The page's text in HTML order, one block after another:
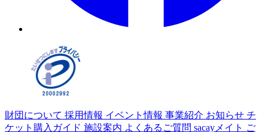
財団について 採用情報 イベント情報 事業紹介 お知らせ チ
ケット購入ガイド 施設案内 よくあるご質問 sacayメイト ご